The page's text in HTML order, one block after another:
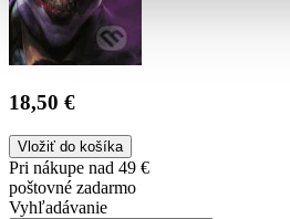
18,50 €
Vložiť do košíka
Pri nákupe nad 49 €
poštovné zadarmo
Vyhľadávanie